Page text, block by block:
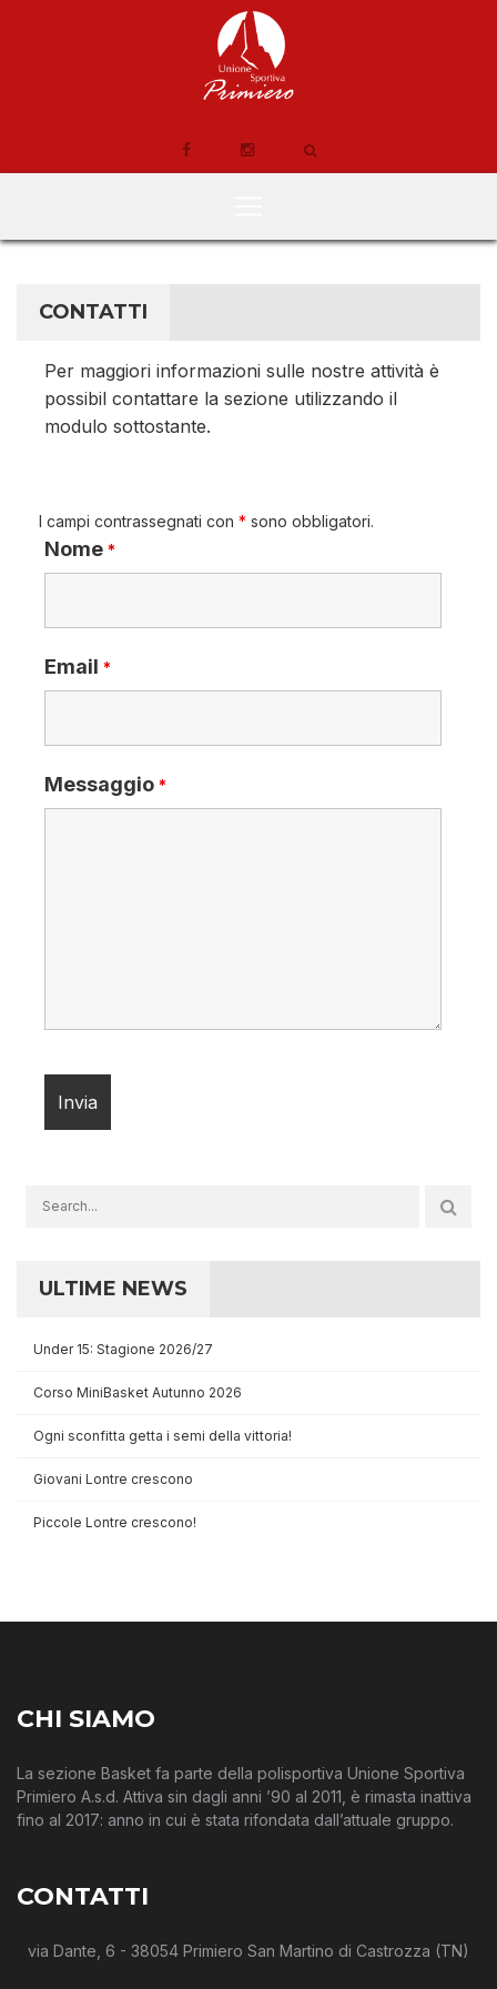
CONTATTI
Per maggiori informazioni sulle nostre attività è
possibil contattare la sezione utilizzando il
modulo sottostante.
I campi contrassegnati con * sono obbligatori.
Nome *
Email *
Messaggio *
ULTIME NEWS
Under 15: Stagione 2026/27
Corso MiniBasket Autunno 2026
Ogni sconfitta getta i semi della vittoria!
Giovani Lontre crescono
Piccole Lontre crescono!
CHI SIAMO
La sezione Basket fa parte della polisportiva Unione Sportiva
Primiero A.s.d. Attiva sin dagli anni ’90 al 2011, è rimasta inattiva
fino al 2017: anno in cui è stata rifondata dall’attuale gruppo.
CONTATTI
via Dante, 6 - 38054 Primiero San Martino di Castrozza (TN)